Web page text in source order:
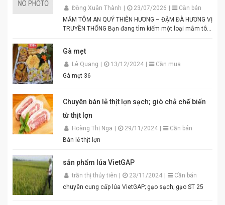
Đồng Xuân Thành 23/07/2026
Cần bán
MẮM TÔM AN QUÝ THIÊN HƯƠNG – ĐẬM ĐÀ HƯƠNG VỊ
TRUYỀN THỐNG Bạn đang tìm kiếm một loại mắm tôm
Mắm tôm An Quý Thiên Hương chính là lựa chọn hoàn
hảo cho mọi gia đình Việt. Được sản xuất từ tôm tươi
tuyển chọn theo quy trình lên men truyền thống. Màu
tím đặc trưng, hương thơm tự nhiên, vị đậm đà hài
Đóng gói tiện lợi, đảm bảo vệ sinh an toàn thực phẩm.
Hương vị thơm ngon chuẩn truyền thống. Độ sánh
mịn, màu sắc đẹp mắt. Dễ pha chế, dễ sử dụng. Phù
hợp cho gia đình, quán ăn và nhà hàng. Chỉ cần thêm
bún đậu chuẩn vị. Cam kết sản phẩm chất lượng,
đóng gói cẩn thận. Giao hàng nhanh toàn quốc. Đặt
tôm đậm đà, chuẩn vị quê hương cùng An Quý Thiên
Gà mẹt
Lê Quang 13/12/2024
Cần mua
Gà mẹt 36
Chuyên bán lẻ thịt lợn sạch; giò chả chế biến
từ thịt lợn
Hoàng Thị Nga 29/11/2024
Cần bán
Bán lẻ thịt lợn
sản phẩm lúa VietGAP
trần thị thủy tiên 23/11/2024
Cần bán
chuyên cung cấp lúa VietGAP; gạo sạch; gạo ST 25